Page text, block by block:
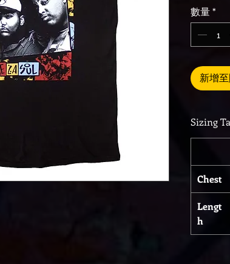
數量*
新增
Sizing
Chest
Lengt
h